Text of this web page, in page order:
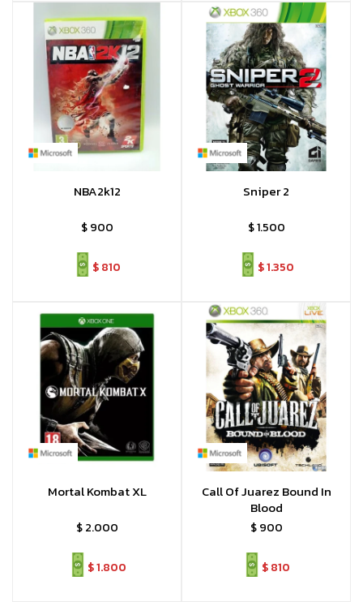
NBA2k12
$ 900
$810
Sniper 2
$1.500
$1.350
Mortal Kombat XL
$ 2.000
$1.800
Call Of Juarez Bound In
Blood
$ 900
$810